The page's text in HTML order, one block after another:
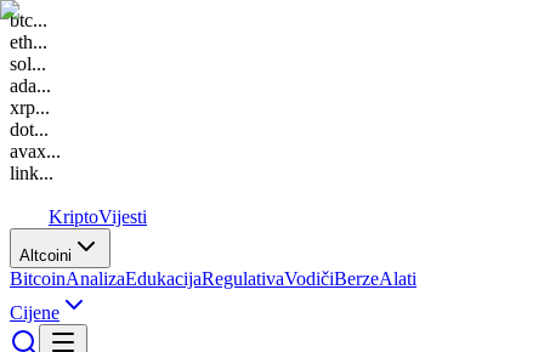
btc...
eth...
sol...
ada...
xrp...
dot...
avax...
link...
KriptoVijesti
Altcoini
BitcoinAnalizaEdukacijaRegulativaVodičiBerzeAlati
Cijene